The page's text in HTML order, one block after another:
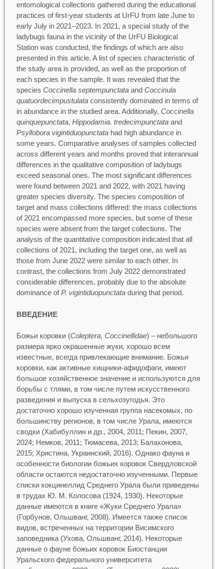
entomological collections gathered during the educational
practices of first-year students at UrFU from late June to
early July in 2021–2023. In 2021, a special study of the
ladybugs fauna in the vicinity of the UrFU Biological
Station was conducted, the findings of which are also
presented in this article. A list of species characteristic of
the study area is provided, as well as the proportion of
each species in the sample. It was revealed that the
species Coccinella septempunctataand Coccinula
quatuordecimpustulata consistently dominated in terms of
in abundance in the studied area. Additionally, Coccinella
quinquepunctata, Hippodamia. tredecimpunctataand
Psyllobora vigintiduopunctatahad high abundance in
some years. Comparative analyses of samples collected
across different years and months proved that interannual
differences in the qualitative composition of ladybugs
exceed seasonal ones. The most significant differences
were found between 2021 and 2022, with 2021 having
greater species diversity. The species composition of
target and mass collections differed: the mass collections
of 2021 encompassed more species, but some of these
species were absent from the target collections. The
analysis of the quantitative composition indicated that all
collections of 2021, including the target one, as well as
those from June 2022 were similar to each other. In
contrast, the collections from July 2022 demonstrated
considerable differences, probably due to the absolute
dominance ofP. vigintiduopunctataduring that period.
ВВЕДЕНИЕ
Божьи коровки (Coleptera, Coccinellidae) – небольшого
размера ярко окрашенные жуки, хорошо всем
известные, всегда привлекающие внимание. Божьи
коровки, как активные хищники-афидофаги, имеют
большое хозяйственное значение и используются для
борьбы с тлями, в том числе путем искусственного
разведения и выпуска в сельхозугодья. Это
достаточно хорошо изученная группа насекомых, по
большинству регионов, в том числе Урала, имеются
сводки (Хабибуллин и др., 2004, 2011; Пекин, 2007,
2024; Немков, 2011; Тюмасева, 2013; Балахонова,
2015; Христина, Украинский, 2016). Однако фауна и
особенности биологии божьих коровок Свердловской
области остаются недостаточно изученными. Первые
списки кокцинеллид Среднего Урала были приведены
в трудах Ю. М. Колосова (1924, 1930). Некоторые
данные имеются в книге «Жуки Среднего Урала»
(Горбунов, Ольшванг, 2008). Имеется также список
видов, встреченных на территории Висимского
заповедника (Ухова, Ольшванг, 2014). Некоторые
данные о фауне божьих коровок Биостанции
Уральского федерального университета